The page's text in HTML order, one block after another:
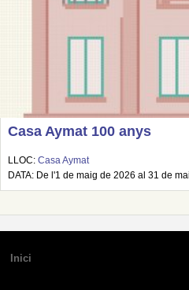
Casa Aymat 100 anys
LLOC: Casa Aymat
DATA: De l'1 de maig de 2026 al 31 de
Inici